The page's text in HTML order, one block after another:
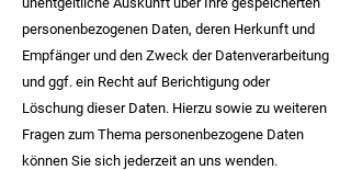
personenbezogenen Daten, deren Herkunft und
Empfänger und den Zweck der Datenverarbeitung
und ggf. ein Recht auf Berichtigung oder
Löschung dieser Daten. Hierzu sowie zu weiteren
Fragen zum Thema personenbezogene Daten
können Sie sich jederzeit an uns wenden.